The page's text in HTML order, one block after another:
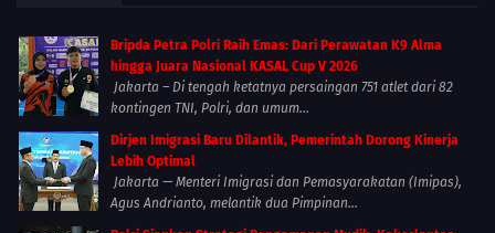
Bripda Petra Polri Raih Emas: Dari Perawatan K9 Alma
hingga Juara Nasional KASAL Cup V 2026
Jakarta – Di tengah ketatnya persaingan 751 atlet dari 82
kontingen TNI, Polri, dan umum...
Dirjen Imigrasi Baru Dilantik, Pemerintah Dorong Kinerja
Lebih Optimal
Jakarta — Menteri Imigrasi dan Pemasyarakatan (Imipas),
Agus Andrianto, melantik dua Pimpinan...